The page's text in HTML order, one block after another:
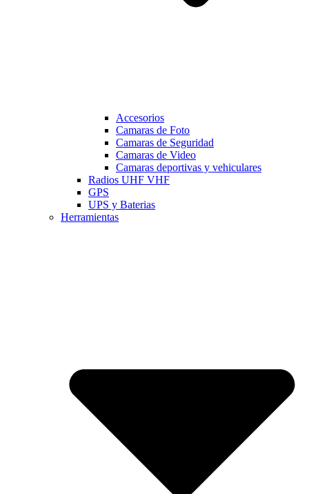
Accesorios
Camaras de Foto
Camaras de Seguridad
Camaras de Video
Camaras deportivas y vehiculares
Radios UHF VHF
GPS
UPS y Baterias
Herramientas